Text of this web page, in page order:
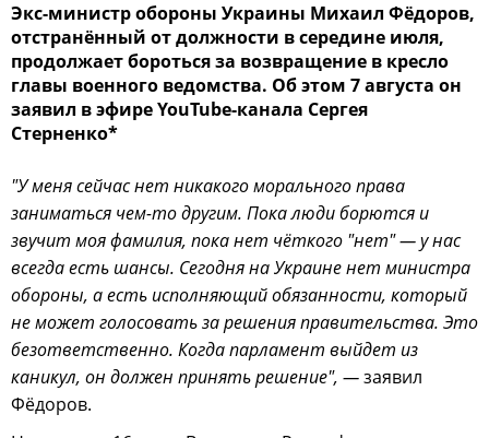
Экс-министр обороны Украины Михаил Фёдоров,
отстранённый от должности в середине июля,
продолжает бороться за возвращение в кресло
главы военного ведомства. Об этом 7 августа он
заявил в эфире YouTube-канала Сергея
Стерненко*
"У меня сейчас нет никакого морального права
заниматься чем-то другим. Пока люди борются и
звучит моя фамилия, пока нет чёткого "нет" — у нас
всегда есть шансы. Сегодня на Украине нет министра
обороны, а есть исполняющий обязанности, который
не может голосовать за решения правительства. Это
безответственно. Когда парламент выйдет из
каникул, он должен принять решение", —заявил
Фёдоров.